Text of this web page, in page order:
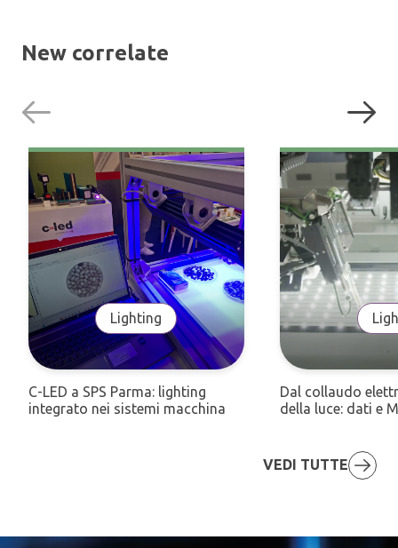
New correlate
Lighting
C-LED a SPS Parma: lighting
integrato nei sistemi macchina
Dal collaudo
della luce: dati e
VEDI TUTTE